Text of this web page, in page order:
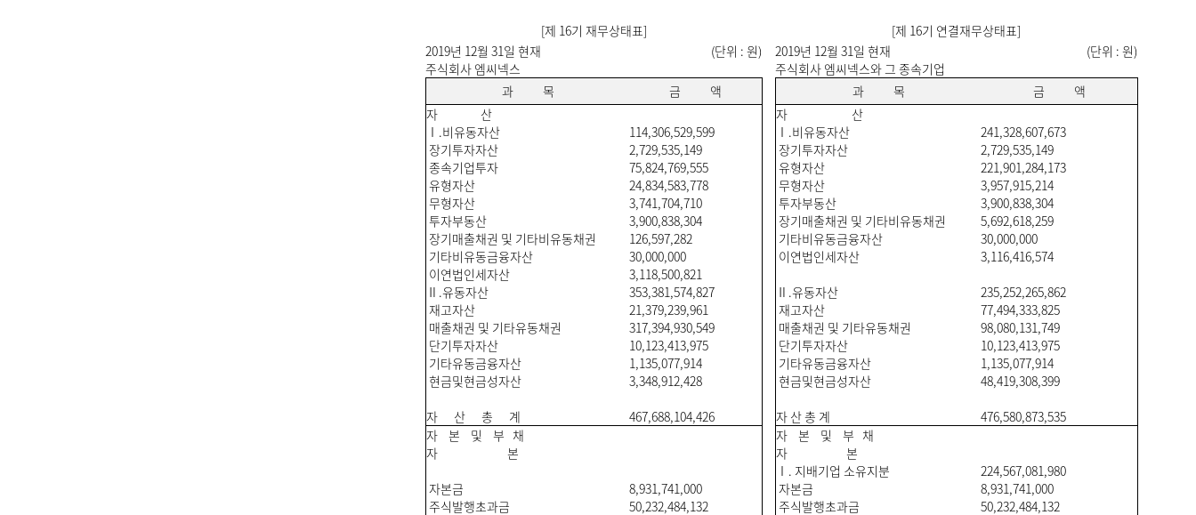
[제 16기 재무상태표]
[제 16기 연결재무상태표]
2019년 12월 31일 현재
(단위 : 원) 2019년 12월 31일 현재
(단위 : 원)
주식회사 엠씨넥스
주식회사 엠씨넥스와 그 종속기업
과 목
금 액 과 목
금 액
자 산
자 산
Ⅰ.비유동자산
114,306,529,599 Ⅰ.비유동자산
241,328,607,673
장기투자자산
2,729,535,149 장기투자자산
2,729,535,149
종속기업투자
75,824,769,555 유형자산
221,901,284,173
유형자산
24,834,583,778 무형자산
3,957,915,214
무형자산
3,741,704,710 투자부동산
3,900,838,304
투자부동산
3,900,838,304 장기매출채권 및 기타비유동채권
5,692,618,259
장기매출채권 및 기타비유동채권
126,597,282 기타비유동금융자산
30,000,000
기타비유동금융자산
30,000,000 이연법인세자산
3,116,416,574
이연법인세자산
3,118,500,821
Ⅱ.유동자산
353,381,574,827 Ⅱ.유동자산
235,252,265,862
재고자산
21,379,239,961 재고자산
77,494,333,825
매출채권 및 기타유동채권
317,394,930,549 매출채권 및 기타유동채권
98,080,131,749
단기투자자산
10,123,413,975 단기투자자산
10,123,413,975
기타유동금융자산
1,135,077,914 기타유동금융자산
1,135,077,914
현금및현금성자산
3,348,912,428 현금및현금성자산
48,419,308,399
자 산 총 계
467,688,104,426 자 산 총 계
476,580,873,535
자 본 및 부 채
자 본 및 부 채
자 본
자 본
Ⅰ. 지배기업 소유지분
224,567,081,980
자본금
8,931,741,000 자본금
8,931,741,000
주식발행초과금
50,232,484,132 주식발행초과금
50,232,484,132